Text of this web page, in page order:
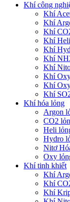
Khí công
Khí
Khí
Khí
Khí
Khí
Khí
Khí
Khí
Khí
Khí
Khí hóa lỏng
Argon
CO2
Heli
Hydro
Nitơ
Oxy
Khí tinh khiết
Khí
Khí
Khí